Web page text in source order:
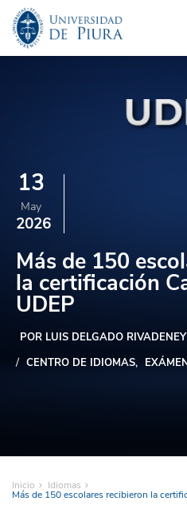
13
May
2026
Más de 150
la certificación
UDEP
POR LUIS DELGADO
CENTRO DE IDIOMAS
Inicio Idiomas
Más de 150 escolares recibieron la